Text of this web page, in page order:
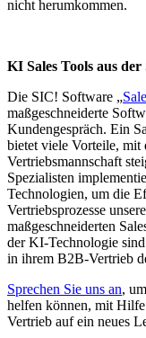
nicht herumkommen.
KI Sales Tools aus
Die SIC! Software „
maßgeschneiderte
Kundengespräch. Ein
bietet viele Vorteile, mit
Vertriebsmannschaft
Spezialisten
Technologien, um die
Vertriebsprozesse
maßgeschneiderten
der KI-Technologie
in ihrem B2B-Vertrieb
Sprechen Sie uns an,
helfen können, mit
Vertrieb auf ein neues